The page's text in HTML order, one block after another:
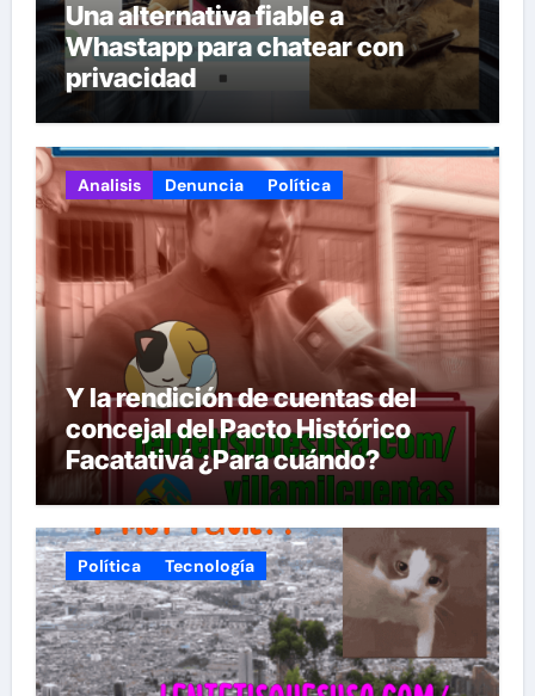
Una alternativa fiable a
Whastapp para chatear con
privacidad
Analisis Denuncia Política
Y la rendición de cuentas del
concejal del Pacto Histórico
Facatativá ¿Para cuándo?
Política Tecnología